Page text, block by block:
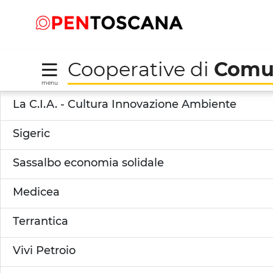
menu
Cooperative di
Il Feudo - Cooperative
La C.I.A. - Cultura Innovazione Ambiente
Sigeric
Sassalbo economia solidale
Medicea
Terrantica
Vivi Petroio